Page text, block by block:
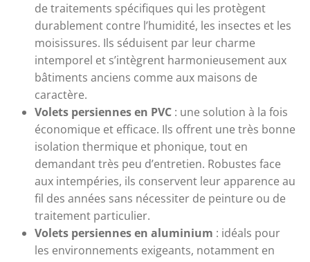
de traitements spécifiques qui les protègent
durablement contre l’humidité, les insectes et les
moisissures. Ils séduisent par leur charme
intemporel et s’intègrent harmonieusement aux
bâtiments anciens comme aux maisons de
caractère.
Volets persiennes en PVC : une solution à la fois
économique et efficace. Ils offrent une très bonne
isolation thermique et phonique, tout en
demandant très peu d’entretien. Robustes face
aux intempéries, ils conservent leur apparence au
fil des années sans nécessiter de peinture ou de
traitement particulier.
Volets persiennes en aluminium : idéals pour
les environnements exigeants, notamment en